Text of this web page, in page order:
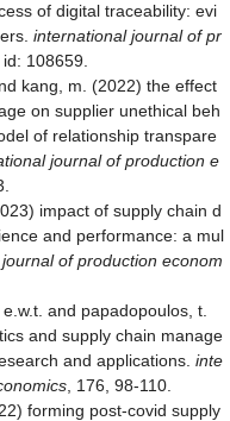
of digital traceability: evi
international journal of pr
id: 108659.
kang, m. (2022) the effect
on supplier unethical beh
of relationship transpare
journal of production e
impact of supply chain d
and performance: a mul
of production econom
and papadopoulos, t.
and supply chain manage
and applications. inte
, 176, 98-110.
forming post-covid supply